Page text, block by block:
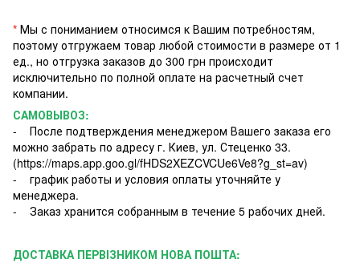
* Мы с пониманием относимся к Вашим потребностям,
поэтому отгружаем товар любой стоимости в размере от 1
ед., но отгрузка заказов до 300 грн происходит
исключительно по полной оплате на расчетный счет
компании.
САМОВЫВОЗ:
- После подтверждения менеджером Вашего заказа его
можно забрать по адресу г. Киев, ул. Стеценко 33.
(https://maps.app.goo.gl/fHDS2XEZCVCUe6Ve8?g_st=av)
- график работы и условия оплаты уточняйте у
менеджера.
- Заказ хранится собранным в течение 5 рабочих дней.
ДОСТАВКА ПЕРВІЗНИКОМ НОВА ПОШТА: